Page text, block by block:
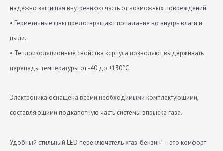
надежно защищая внутреннюю часть от возможных повреждений.
• Герметичные швы предотвращают попадание во внутрь влаги и
пыли.
• Теплоизоляционные свойства корпуса позволяют выдерживать
перепады температуры от -40 до +130°С.
Электроника оснащена всеми необходимыми комплектующими,
составляющими подкапотную часть системы впрыска газа.
Удобный стильный LED переключатель «газ-бензин! – это комфорт